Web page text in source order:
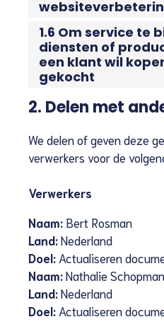
1.6 Om service te
diensten of
een klant wil
gekocht
2. Delen met
We delen of geven deze
verwerkers voor de
Verwerkers
Naam: Bert Rosman
Land:Nederland
Doel: Actualiseren
Naam:Nathalie Schopman
Land:Nederland
Doel: Actualiseren